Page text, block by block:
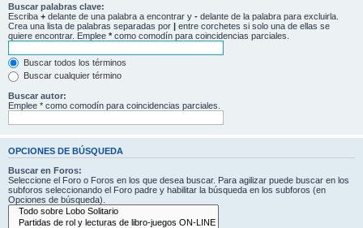
Buscar palabras clave:
Escriba + delante de una palabra a encontrar y - delante de la palabra para excluirla.
Crea una lista de palabras separadas por | entre corchetes si solo una de ellas se
quiere encontrar. Emplee * como comodín para coincidencias parciales.
Buscar todos los términos
Buscar cualquier término
Buscar autor:
Emplee * como comodín para coincidencias parciales.
OPCIONES DE BÚSQUEDA
Buscar en Foros:
Seleccione el Foro o Foros en los que desea buscar. Para agilizar puede buscar en los
subforos seleccionando el Foro padre y habilitar la búsqueda en los subforos (en
Opciones de búsqueda).